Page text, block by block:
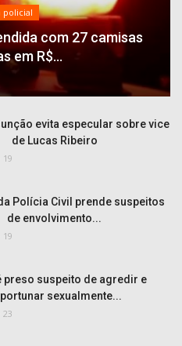
policial
com 27 camisas
em R$...
evita especular sobre vice
de Lucas Ribeiro
19
Polícia Civil prende suspeitos
de envolvimento...
19
preso suspeito de agredir e
sexualmente...
23